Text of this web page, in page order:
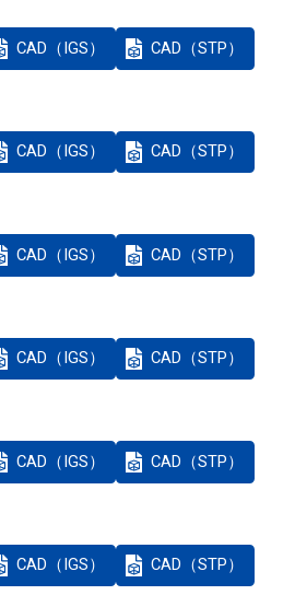
CAD（IGS） CAD（STP）
CAD（IGS） CAD（STP）
CAD（IGS） CAD（STP）
CAD（IGS） CAD（STP）
CAD（IGS） CAD（STP）
CAD（IGS） CAD（STP）